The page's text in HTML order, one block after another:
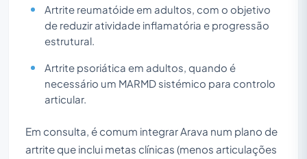
Artrite reumatóide em adultos, com o objetivo
de reduzir atividade inflamatória e progressão
estrutural.
Artrite psoriática em adultos, quando é
necessário um MARMD sistémico para controlo
articular.
Em consulta, é comum integrar Arava num plano de
artrite que inclui metas clínicas (menos articulações